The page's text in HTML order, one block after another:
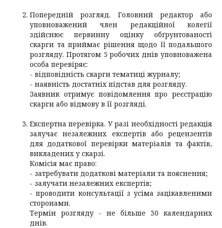
Попередній розгляд. Головний редактор або
уповноважений член редакційної колегії
здійснює первинну оцінку обґрунтованості
скарги та приймає рішення щодо її подальшого
розгляду. Протягом 5 робочих днів уповноважена
особа перевіряє:
- відповідність скарги тематиці журналу;
- наявність достатніх підстав для розгляду.
Заявник отримує повідомлення про реєстрацію
скарги або відмову в її розгляді.
Експертна перевірка. У разі необхідності редакція
залучає незалежних експертів або рецензентів
для додаткової перевірки матеріалів та фактів,
викладених у скарзі.
Комісія має право:
- затребувати додаткові матеріали та пояснення;
- залучати незалежних експертів;
- проводити консультації з усіма зацікавленими
сторонами.
Термін розгляду - не більше 30 календарних
днів.